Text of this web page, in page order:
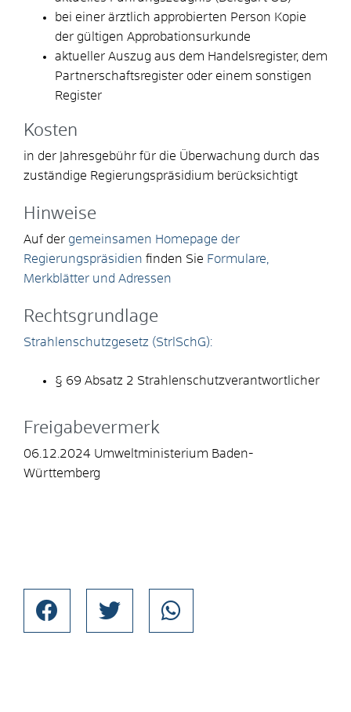
bei einer ärztlich approbierten Person Kopie
der gültigen Approbationsurkunde
aktueller Auszug aus dem Handelsregister, dem
Partnerschaftsregister oder einem sonstigen
Register
Kosten
in der Jahresgebühr für die Überwachung durch das
zuständige Regierungspräsidium berücksichtigt
Hinweise
Auf der gemeinsamen Homepage der
Regierungspräsidien finden Sie Formulare,
Merkblätter und Adressen
Rechtsgrundlage
Strahlenschutzgesetz (StrlSchG):
§ 69 Absatz 2 Strahlenschutzverantwortlicher
Freigabevermerk
06.12.2024 Umweltministerium Baden-
Württemberg